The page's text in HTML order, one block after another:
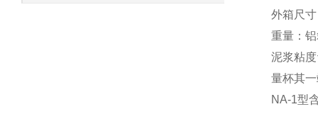
外箱尺
重量：
泥浆粘
量杯其
NA-1型